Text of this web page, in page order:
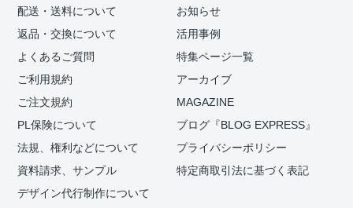
配送・送料について
返品・交換について
よくあるご質問
ご利用規約
ご注文規約
PL保険について
法規、権利などについて
資料請求、サンプル
デザイン代行制作について
お知らせ
活用事例
特集ページ一覧
アーカイブ
MAGAZINE
ブログ『BLOG EXPRESS』
プライバシーポリシー
特定商取引法に基づく表記